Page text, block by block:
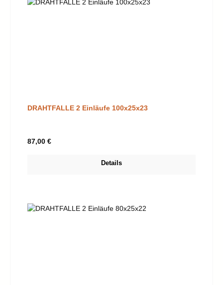
DRAHTFALLE 2 Einläufe 100x25x23
Regulärer Preis:
87,00 €
Details